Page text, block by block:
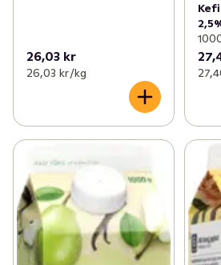
26,03 kr
26,03 kr /kg